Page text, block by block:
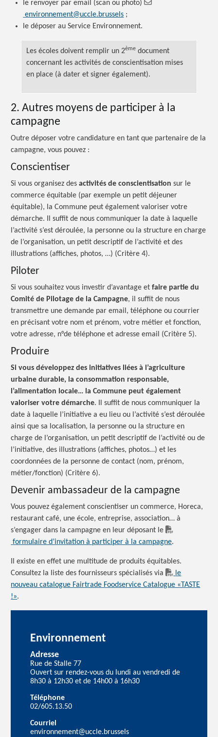
le renvoyer par email (scan ou photo)
environnement@uccle.brussels ;
le déposer au Service Environnement.
Les écoles doivent remplir un 2èmedocument
concernant les activités de conscientisation mises
en place (à dater et signer également).
2. Autres moyens de participer à la
campagne
Outre déposer votre candidature en tant que partenaire de la
campagne, vous pouvez :
Conscientiser
Si vous organisez desactivités de conscientisation sur le
commerce équitable (par exemple un petit déjeuner
équitable), la Commune peut également valoriser votre
démarche. Il suffit de nous communiquer la date à laquelle
l’activité s’est déroulée, la personne ou la structure en charge
de l’organisation, un petit descriptif de l’activité et des
illustrations (affiches, photos, …) (Critère 4).
Piloter
Si vous souhaitez vous investir d’avantage etfaire partie du
Comité de Pilotage de la Campagne, il suffit de nous
transmettre une demande par email, téléphone ou courrier
en précisant votre nom et prénom, votre métier et fonction,
votre adresse, n°de téléphone et adresse email (Critère 5).
Produire
Si vous développez des initiatives liées à l’agriculture
urbaine durable, la consommation responsable,
l’alimentation locale… la Commune peut également
valoriser votre démarche. Il suffit de nous communiquer la
date à laquelle l’initiative a eu lieu ou l’activité s’est déroulée
ainsi que sa localisation, la personne ou la structure en
charge de l’organisation, un petit descriptif de l’activité ou de
l’initiative, des illustrations (affiches, photos…) et les
coordonnées de la personne de contact (nom, prénom,
métier/fonction) (Critère 6).
Devenir ambassadeur de la campagne
Vous pouvez également conscientiser un commerce, Horeca,
restaurant café, une école, entreprise, association… à
s’engager dans la campagne en leur déposant le
formulaire d’invitation à participer à la campagne.
Il existe en effet une multitude de produits équitables.
Consultez la liste des fournisseurs spécialisés via
le
nouveau catalogue Fairtrade Foodservice Catalogue «TASTE
!».
Environnement
Adresse
Rue de Stalle 77
Ouvert sur rendez-vous du lundi au vendredi de
8h30 à 12h30 et de 14h00 à 16h30
Téléphone
02/605.13.50
Courriel
environnement@uccle.brussels